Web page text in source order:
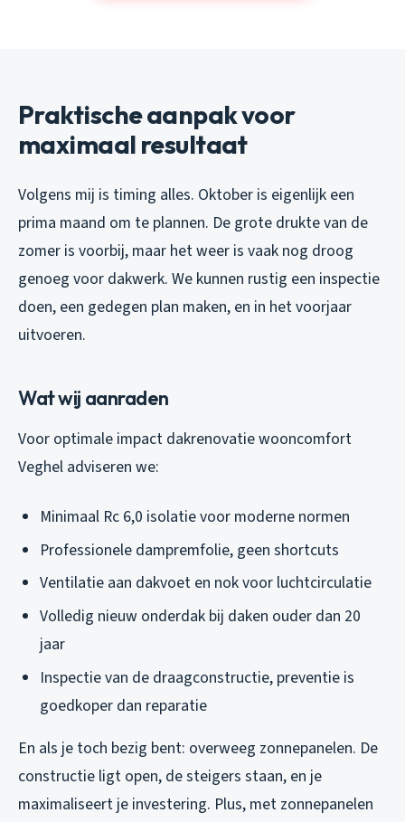
Praktische aanpak voor
maximaal resultaat
Volgens mij is timing alles. Oktober is eigenlijk een
prima maand om te plannen. De grote drukte van de
zomer is voorbij, maar het weer is vaak nog droog
genoeg voor dakwerk. We kunnen rustig een inspectie
doen, een gedegen plan maken, en in het voorjaar
uitvoeren.
Wat wij aanraden
Voor optimale impact dakrenovatie wooncomfort
Veghel adviseren we:
Minimaal Rc 6,0 isolatie voor moderne normen
Professionele dampremfolie, geen shortcuts
Ventilatie aan dakvoet en nok voor luchtcirculatie
Volledig nieuw onderdak bij daken ouder dan 20
jaar
Inspectie van de draagconstructie, preventie is
goedkoper dan reparatie
En als je toch bezig bent: overweeg zonnepanelen. De
constructie ligt open, de steigers staan, en je
maximaliseert je investering. Plus, met zonnepanelen